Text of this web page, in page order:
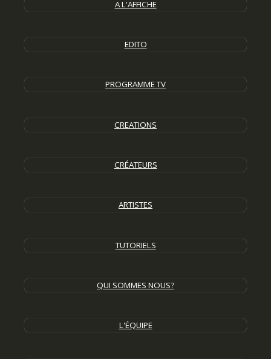
A L'AFFICHE
EDITO
PROGRAMME TV
CREATIONS
CRÉATEURS
ARTISTES
TUTORIELS
QUI SOMMES NOUS?
L'ÉQUIPE